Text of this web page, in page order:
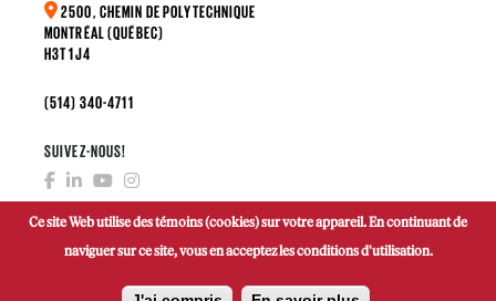
2500, CHEMIN DE POLYTECHNIQUE
MONTRÉAL (QUÉBEC)
H3T 1J4
(514) 340-4711
SUIVEZ-NOUS!
FAIRE UN DON
Ce site Web utilise des témoins (cookies) sur votre appareil. En continuant de
naviguer sur ce site, vous en acceptez les conditions d'utilisation.